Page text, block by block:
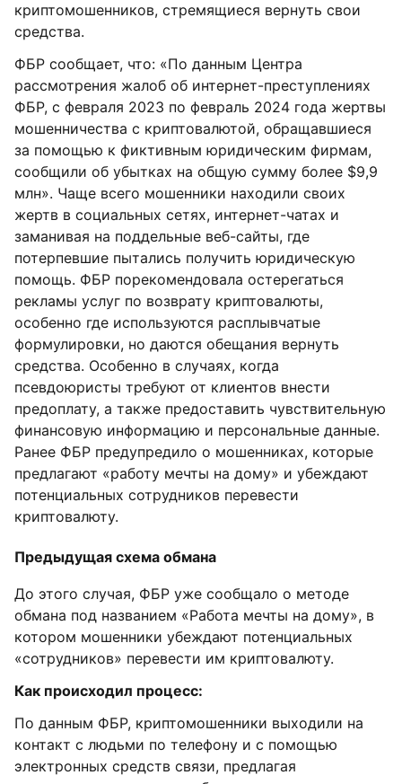
криптомошенников, стремящиеся вернуть свои
средства.
ФБР сообщает, что: «По данным Центра
рассмотрения жалоб об интернет-преступлениях
ФБР, с февраля 2023 по февраль 2024 года жертвы
мошенничества с криптовалютой, обращавшиеся
за помощью к фиктивным юридическим фирмам,
сообщили об убытках на общую сумму более $9,9
млн». Чаще всего мошенники находили своих
жертв в социальных сетях, интернет-чатах и
заманивая на поддельные веб-сайты, где
потерпевшие пытались получить юридическую
помощь. ФБР порекомендовала остерегаться
рекламы услуг по возврату криптовалюты,
особенно где используются расплывчатые
формулировки, но даются обещания вернуть
средства. Особенно в случаях, когда
псевдоюристы требуют от клиентов внести
предоплату, а также предоставить чувствительную
финансовую информацию и персональные данные.
Ранее ФБР предупредило о мошенниках, которые
предлагают «работу мечты на дому» и убеждают
потенциальных сотрудников перевести
криптовалюту.
Предыдущая схема обмана
До этого случая, ФБР уже сообщало о методе
обмана под названием «Работа мечты на дому», в
котором мошенники убеждают потенциальных
«сотрудников» перевести им криптовалюту.
Как происходил процесс:
По данным ФБР, криптомошенники выходили на
контакт с людьми по телефону и с помощью
электронных средств связи, предлагая